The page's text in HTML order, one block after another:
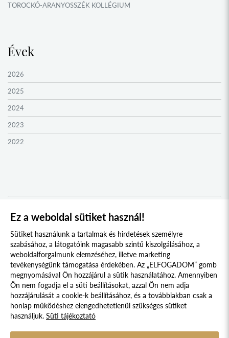
TOROCKÓ-ARANYOSSZÉK KOLLÉGIUM
GARAM MENTI KOLLÉGIUM
ŐRVIDÉK KOLLÉGIUM
MOLDVAI CSÁNGÓ KOLLÉGIUM
HEGYKÖZ KOLLÉGIUM
ZENTA KOLLÉGIUM
NYUGAT-BÁCSKA KOLLÉGIUM
DRÁVASZÖG ÉS SZLAVÓNIA KOLLÉGIUM
TESSEDIK SÁMUEL KOLLÉGIUM
AFRIKA KOLLÉGIUM
KELETI NYITÁS KOLLÉGIUM
IBERO-AMERICA KOLLÉGIUM
Évek
2026
2025
2024
2023
2022
2016
2015
2014
2013
2012
1 2
Süti szabályzat Adatvédelmi nyilatkozat
Jogi nyilatkozat
© 2017 - 2026 NÉPFŐISKOLA ALAPÍTVÁNY, LAKITELEK. MINDEN JOG
Ez a weboldal sütiket használ!
Sütiket használunk a tartalmak és hirdetések személyre
szabásához, a látogatóink magasabb szintű kiszolgálásához, a
weboldalforgalmunk elemzéséhez, illetve marketing
tevékenységünk támogatása érdekében. Az „ELFOGADOM” gomb
megnyomásával Ön hozzájárul a sütik használatához. Amennyiben
Ön nem fogadja el a süti beállításokat, azzal Ön nem adja
hozzájárulását a cookie-k beállításához, és a továbbiakban csak a
honlap működéshez elengedhetetlenül szükséges sütiket
használjuk. Süti tájékoztató